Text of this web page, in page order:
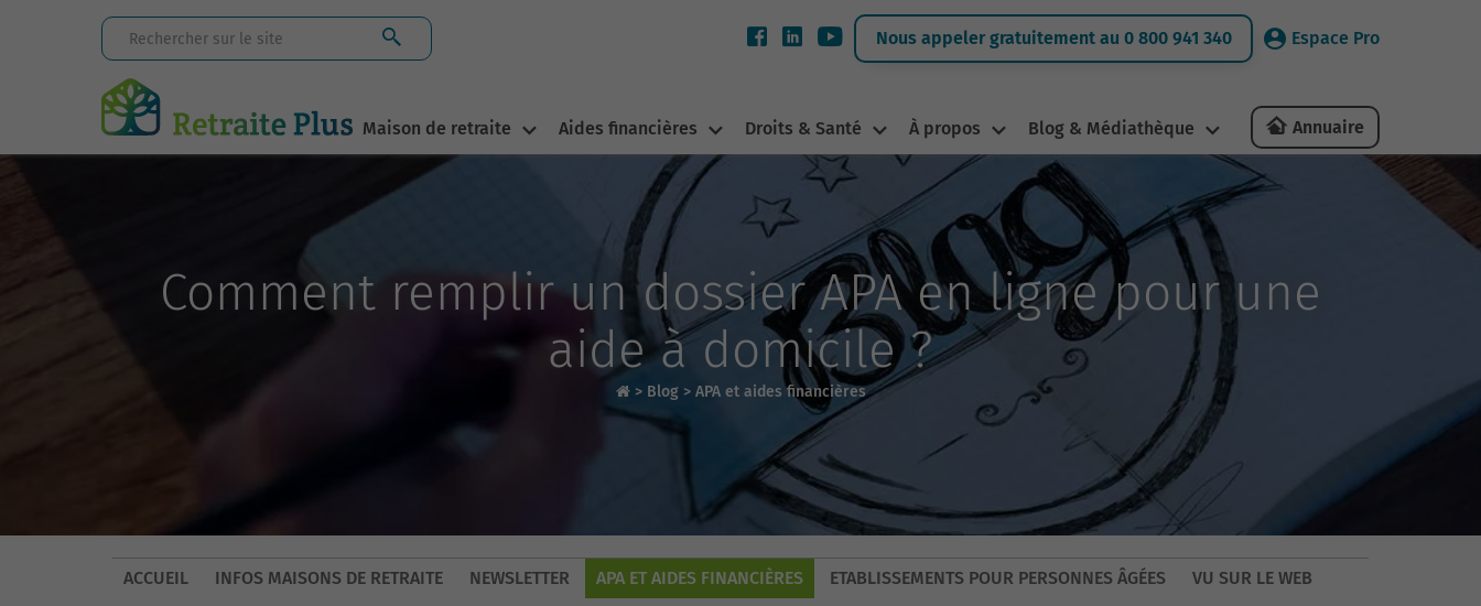
Nous appeler gratuitement au 0 800 941 340 Espace Pro
Maison de retraite Aides financières Droits & Santé À propos Blog & Médiathèque Annuaire
Comment remplir un dossier APA en ligne pour une
aide à domicile ?
> Blog> APA et aides financières
ACCUEIL INFOS MAISONS DE RETRAITE NEWSLETTER APA ET AIDES FINANCIÈRES ETABLISSEMENTS POUR PERSONNES ÂGÉES
VU SUR LE WEB